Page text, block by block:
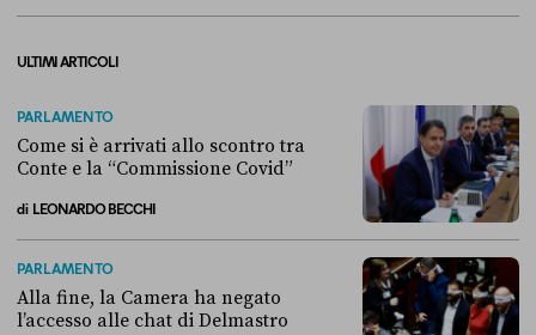
ULTIMI ARTICOLI
PARLAMENTO
Come si è arrivati allo scontro tra
Conte e la “Commissione Covid”
di LEONARDO BECCHI
PARLAMENTO
Alla fine, la Camera ha negato
l’accesso alle chat di Delmastro